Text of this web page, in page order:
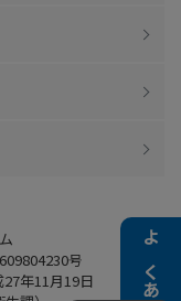
号
年11月19日